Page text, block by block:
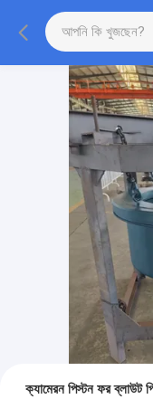
ক্যামেরন পিস্টন ফর ব্লাউট